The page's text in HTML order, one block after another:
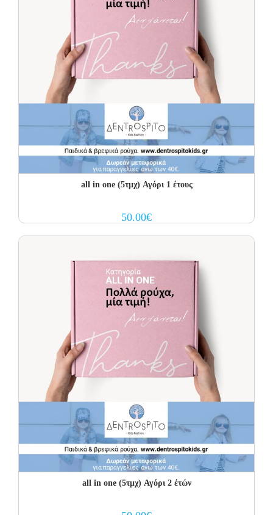
all in one (5τμχ) Αγόρι 1 έτους
50.00€
all in one (5τμχ) Αγόρι 2 έτών